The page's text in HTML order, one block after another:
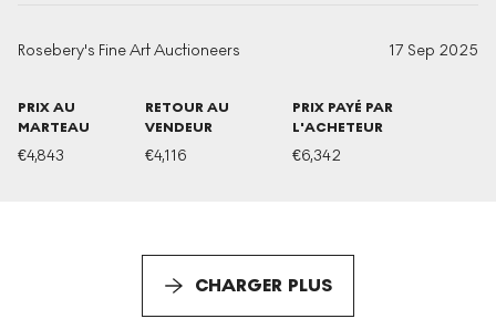
Rosebery's Fine Art Auctioneers 17 Sep 2025
PRIX AU
MARTEAU
€4,843
RETOUR AU
VENDEUR
€4,116
PRIX PAYÉ PAR
L'ACHETEUR
€6,342
CHARGER PLUS